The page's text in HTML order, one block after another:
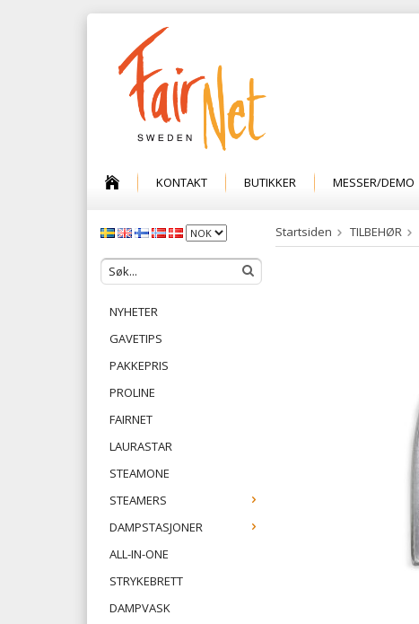
KONTAKT
BUTIKKER MESSER/DEMO
NYHETER
GAVETIPS
PAKKEPRIS
PROLINE
FAIRNET
LAURASTAR
STEAMONE
STEAMERS
DAMPSTASJONER
ALL-IN-ONE
STRYKEBRETT
DAMPVASK
Startsiden TILBEHØR